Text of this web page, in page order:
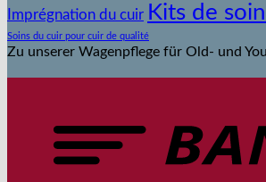
Imprégnation du cuir Kits de
Soins du cuir pour cuir de qualité
Zu unserer Wagenpflege für Old- und